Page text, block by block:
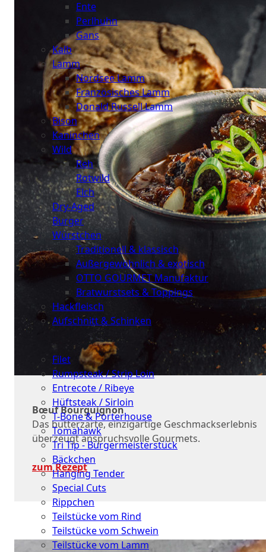
Ente
Perlhuhn
Gans
Kalb
Lamm
Nordsee Lamm
Französisches Lamm
Donald Russell Lamm
Bison
Kaninchen
Wild
Reh
Rotwild
Elch
Dry-Aged
Burger
Würstchen
Traditionell & klassisch
Außergewöhnlich & exotisch
OTTO GOURMET Manufaktur
Bratwurstsets & Toppings
Hackfleisch
Aufschnitt & Schinken
Filet
Rumpsteak / Strip Loin
Entrecote / Ribeye
Hüftsteak / Sirloin
T-Bone & Porterhouse
Tomahawk
Tri Tip - Bürgermeisterstück
Bäckchen
Hanging Tender
Special Cuts
Rippchen
Teilstücke vom Rind
Teilstücke vom Schwein
Teilstücke vom Lamm
Bœuf Bourguignon
Das butterzarte, einzigartige Geschmackserlebnis
überzeugt anspruchsvolle Gourmets.
zum Rezept